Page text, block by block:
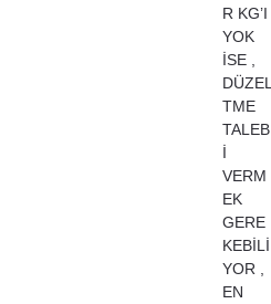
R KG’I
YOK
İSE ,
DÜZEL
TME
TALEB
İ
VERM
EK
GERE
KEBİLİ
YOR ,
EN